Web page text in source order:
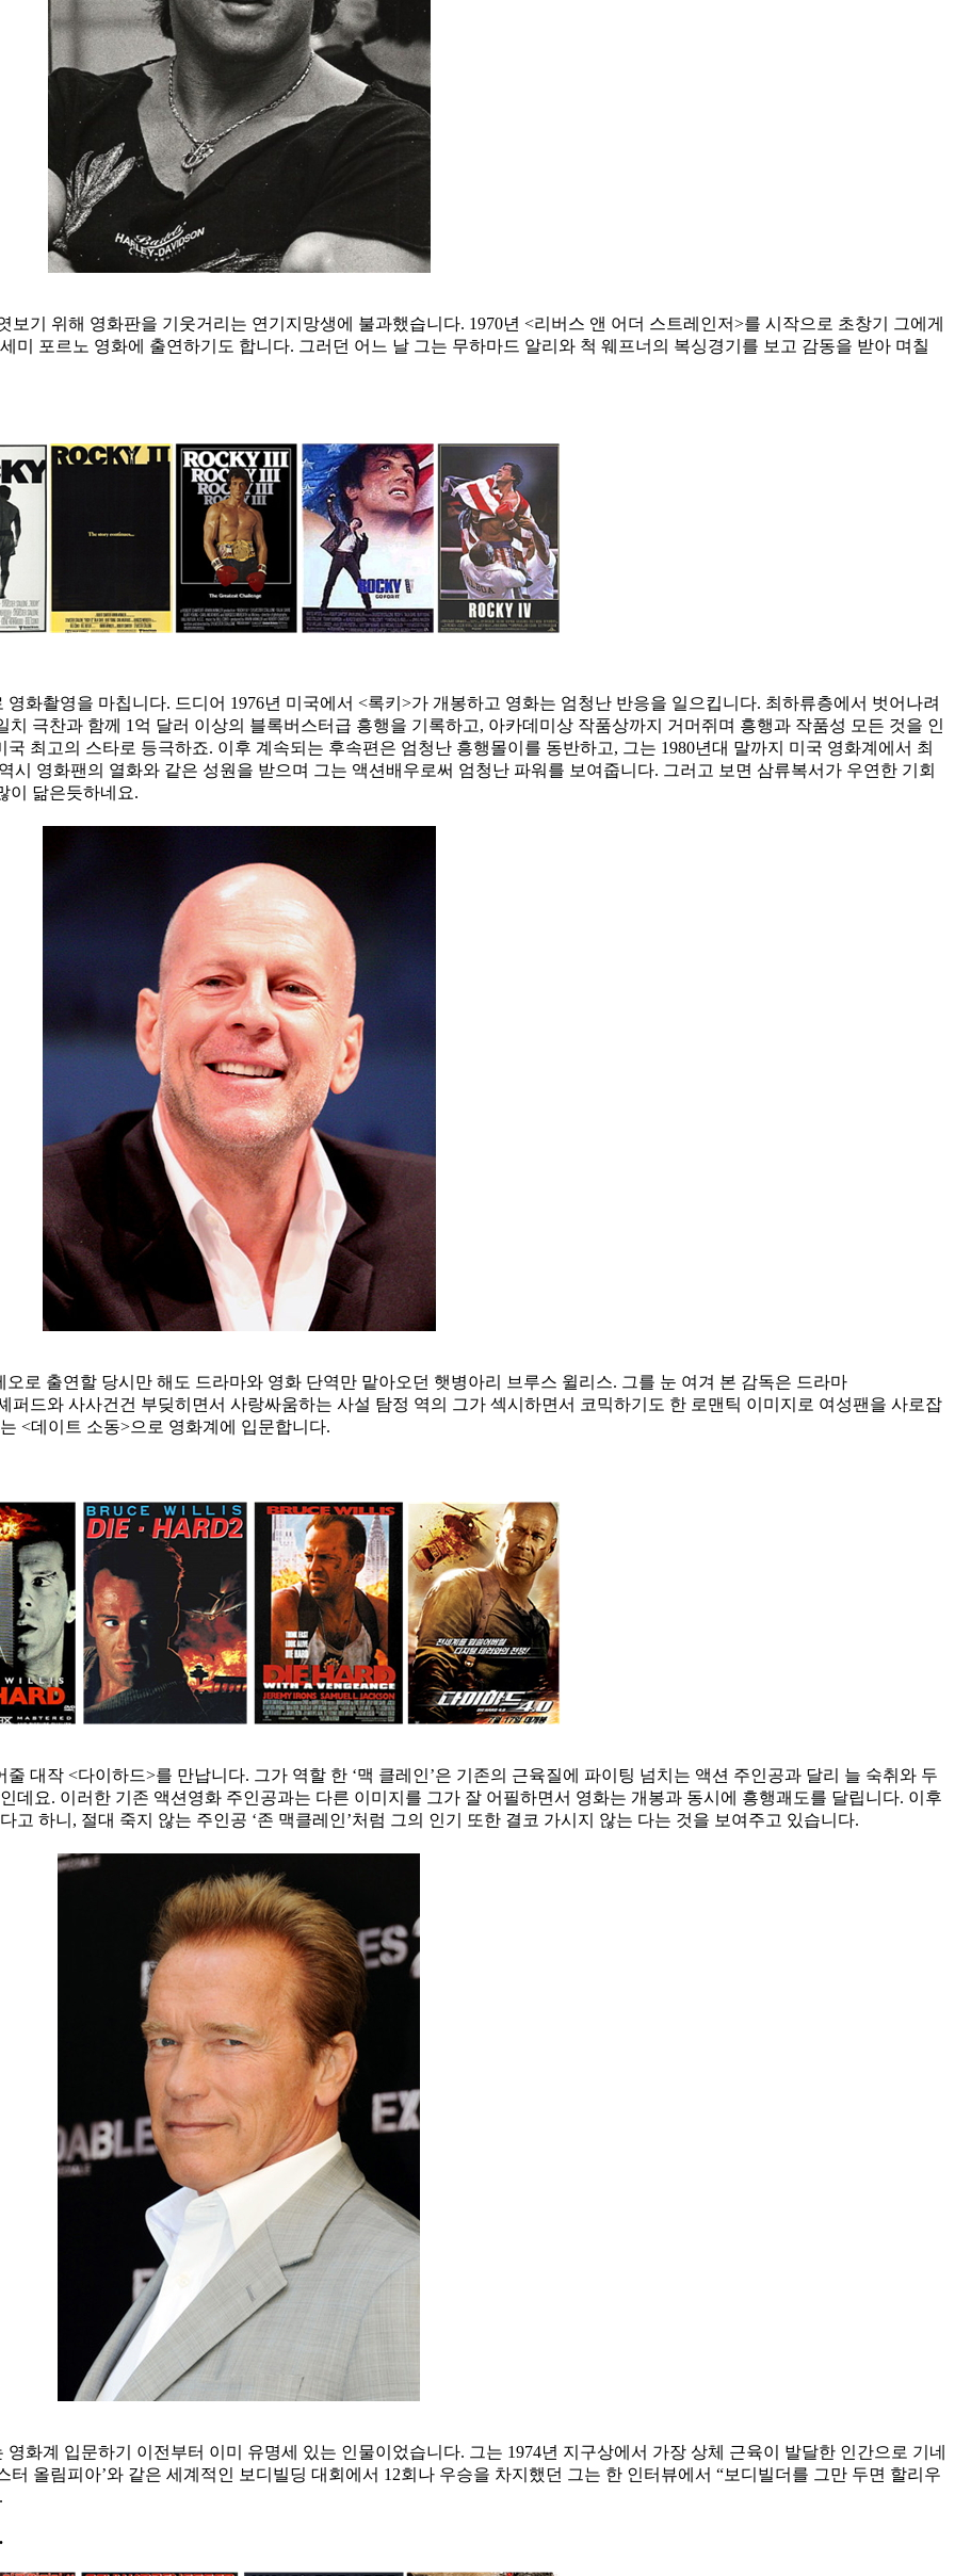
기 위해 영화판을 기웃거리는 연기지망생에 불과했습니다. 1970년 <리버스 앤 어더 스트레인저>를 시작으로 초창기 그에게
미 포르노 영화에 출연하기도 합니다. 그러던 어느 날 그는 무하마드 알리와 척 웨프너의 복싱경기를 보고 감동을 받아 며칠
화촬영을 마칩니다. 드디어 1976년 미국에서 <록키>가 개봉하고 영화는 엄청난 반응을 일으킵니다. 최하류층에서 벗어나려
극찬과 함께 1억 달러 이상의 블록버스터급 흥행을 기록하고, 아카데미상 작품상까지 거머쥐며 흥행과 작품성 모든 것을 인
최고의 스타로 등극하죠. 이후 계속되는 후속편은 엄청난 흥행몰이를 동반하고, 그는 1980년대 말까지 미국 영화계에서 최
시 영화팬의 열화와 같은 성원을 받으며 그는 액션배우로써 엄청난 파워를 보여줍니다. 그러고 보면 삼류복서가 우연한 기회
이 닮은듯하네요.
로 출연할 당시만 해도 드라마와 영화 단역만 맡아오던 햇병아리 브루스 윌리스. 그를 눈 여겨 본 감독은 드라마
퍼드와 사사건건 부딪히면서 사랑싸움하는 사설 탐정 역의 그가 섹시하면서 코믹하기도 한 로맨틱 이미지로 여성팬을 사로잡
<데이트 소동>으로 영화계에 입문합니다.
대작 <다이하드>를 만납니다. 그가 역할 한 ‘맥 클레인’은 기존의 근육질에 파이팅 넘치는 액션 주인공과 달리 늘 숙취와 두
데요. 이러한 기존 액션영화 주인공과는 다른 이미지를 그가 잘 어필하면서 영화는 개봉과 동시에 흥행괘도를 달립니다. 이후
고 하니, 절대 죽지 않는 주인공 ‘존 맥클레인’처럼 그의 인기 또한 결코 가시지 않는 다는 것을 보여주고 있습니다.
영화계 입문하기 이전부터 이미 유명세 있는 인물이었습니다. 그는 1974년 지구상에서 가장 상체 근육이 발달한 인간으로 기네
터 올림피아’와 같은 세계적인 보디빌딩 대회에서 12회나 우승을 차지했던 그는 한 인터뷰에서 “보디빌더를 그만 두면 할리우